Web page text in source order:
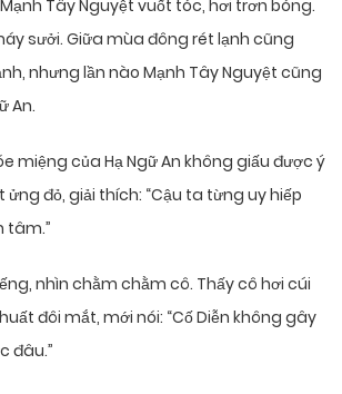
Tây Nguyệt vuốt tóc, hơi trơn bóng.
sưởi. Giữa mùa đông rét lạnh cũng
nhưng lần nào Mạnh Tây Nguyệt cũng
An.
miệng của Hạ Ngữ An không giấu được ý
đỏ, giải thích: “Cậu ta từng uy hiếp
tâm.”
nhìn chằm chằm cô. Thấy cô hơi cúi
đôi mắt, mới nói: “Cố Diễn không gây
đâu.”